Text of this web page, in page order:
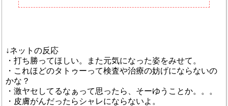
↓ネットの反応
・打ち勝ってほしい。また元気になった姿をみせて。
・これほどのタトゥーって検査や治療の妨げにならないの
かな？
・激ヤセしてるなぁって思ったら、そーゆうことか。。。
・皮膚がんだったらシャレにならないよ。